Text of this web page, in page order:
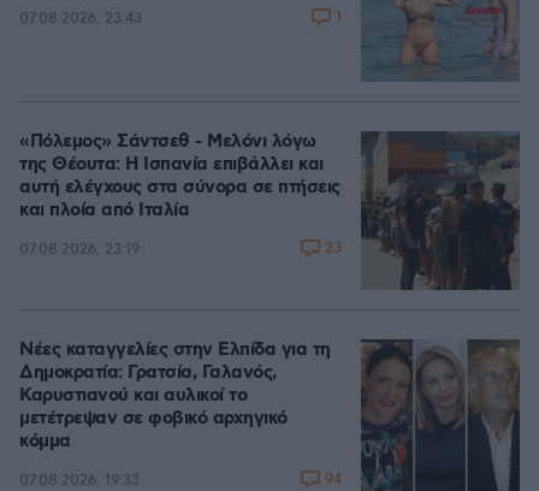
07.08.2026, 23:43 1
«Πόλεμος» Σάντσεθ - Μελόνι λόγω
της Θέουτα: Η Ισπανία επιβάλλει και
αυτή ελέγχους στα σύνορα σε πτήσεις
και πλοία από Ιταλία
07.08.2026, 23:19 23
Νέες καταγγελίες στην Ελπίδα για τη
Δημοκρατία: Γρατσία, Γαλανός,
Καρυστιανού και αυλικοί το
μετέτρεψαν σε φοβικό αρχηγικό
κόμμα
07.08.2026, 19:33 94